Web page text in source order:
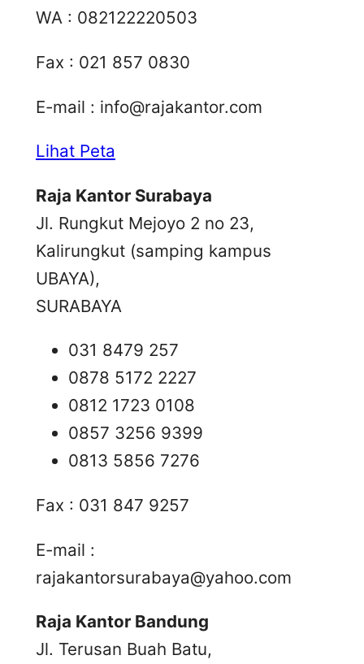
WA : 082122220503
Fax : 021 857 0830
E-mail : info@rajakantor.com
Lihat Peta
Raja Kantor Surabaya
Jl. Rungkut Mejoyo 2 no 23,
Kalirungkut (samping kampus
UBAYA),
SURABAYA
031 8479 257
0878 5172 2227
0812 1723 0108
0857 3256 9399
0813 5856 7276
Fax : 031 847 9257
E-mail :
rajakantorsurabaya@yahoo.com
Raja Kantor Bandung
Jl. Terusan Buah Batu,